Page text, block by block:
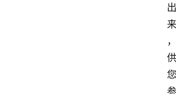
出
来
，
供
您
参